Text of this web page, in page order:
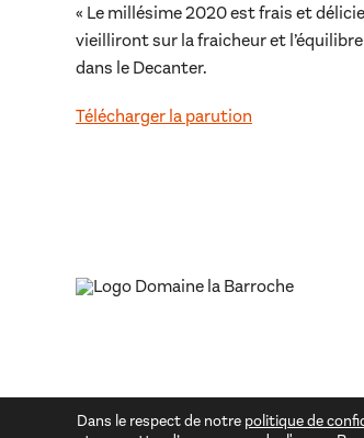
« Le millésime 2020 est frais et
vieilliront sur la fraicheur et
dans le Decanter.
Télécharger la parution
Dans le respect de notre politique de